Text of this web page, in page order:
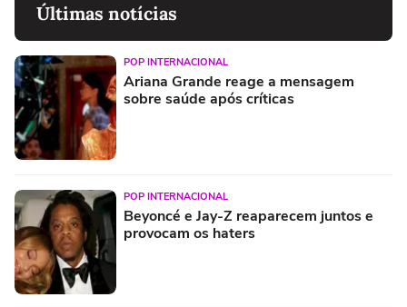
Últimas notícias
POP INTERNACIONAL
Ariana Grande reage a mensagem
sobre saúde após críticas
POP INTERNACIONAL
Beyoncé e Jay-Z reaparecem juntos e
provocam os haters